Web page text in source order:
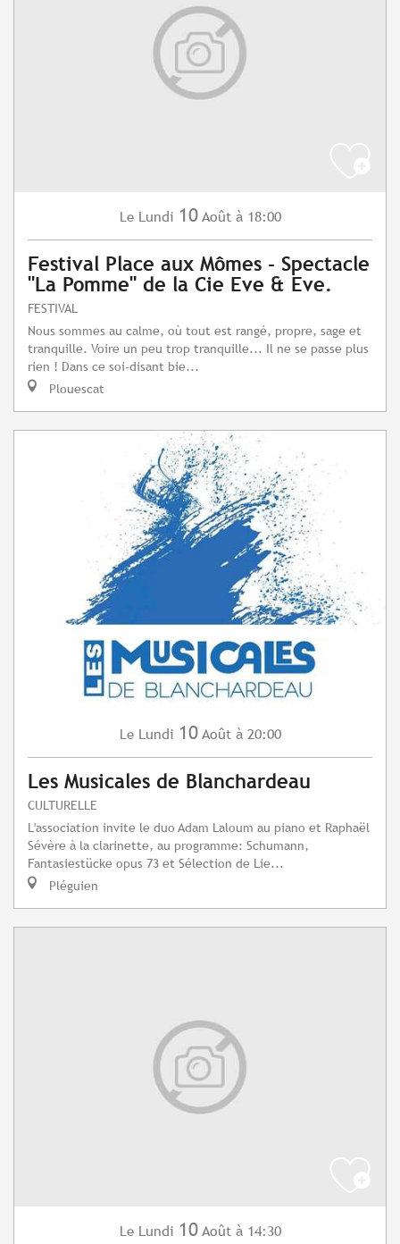
Le Lundi 10 Août à 18:00
Festival Place aux Mômes - Spectacle
"La Pomme" de la Cie Eve & Eve.
FESTIVAL
Nous sommes au calme, où tout est rangé, propre, sage et
tranquille. Voire un peu trop tranquille... Il ne se passe plus
rien ! Dans ce soi-disant bie...
Plouescat
Le Lundi 10 Août à 20:00
Les Musicales de Blanchardeau
CULTURELLE
L'association invite le duo Adam Laloum au piano et Raphaël
Sévère à la clarinette, au programme: Schumann,
Fantasiestücke opus 73 et Sélection de Lie...
Pléguien
Le Lundi 10 Août à 14:30